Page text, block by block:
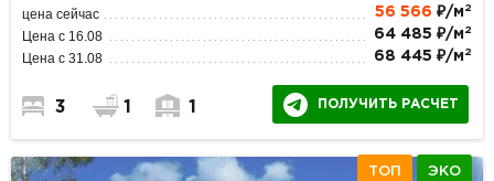
цена сейчас 56 566 ₽/м 2
Цена с 16.08 64 485 ₽/м 2
Цена с 31.08 68 445 ₽/м 2
3 1 1 ПОЛУЧИТЬ РАСЧЕТ
ТОП ЭКО